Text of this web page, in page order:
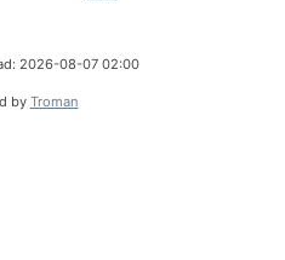
2026-08-07 02:00
by Troman